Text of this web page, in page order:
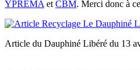
https://blog.yprema.fr/wp-content/